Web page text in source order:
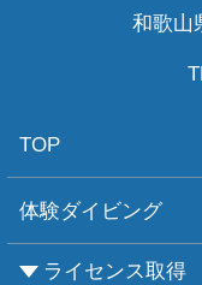
和歌山
TOP
体験ダイビング
ライセンス取得